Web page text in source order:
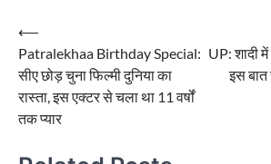
Post
navigation
⟵
Patralekhaa Birthday Special:
सीए छोड़ चुना फिल्मी दुनिया का
रास्ता, इस एक्टर से चला था 11 वर्षों
तक प्यार
UP: शादी
इस बात